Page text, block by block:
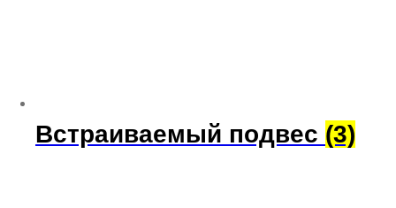
Встраиваемый подвес (3)